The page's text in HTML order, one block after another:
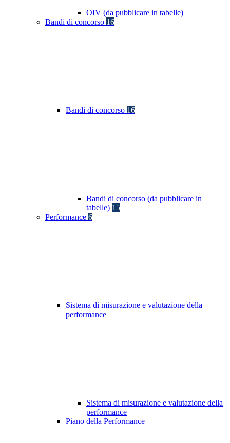
OIV (da pubblicare in tabelle)
Bandi di concorso 16
Bandi di concorso 16
Bandi di concorso (da pubblicare in
tabelle) 15
Performance 6
Sistema di misurazione e valutazione della
performance
Sistema di misurazione e valutazione della
performance
Piano della Performance